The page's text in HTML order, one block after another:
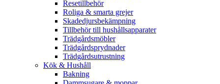
Resetillbehör
Roliga & smarta grejer
Skadedjursbekämpning
Tillbehör till hushållsapparater
Trädgårdsmöbler
Trädgårdsprydnader
Trädgårdsutrustning
Kök & Hushåll
Bakning